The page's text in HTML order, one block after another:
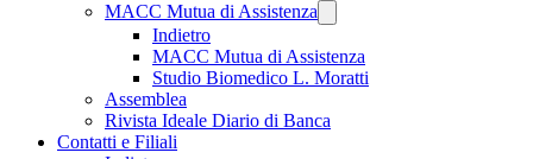
MACC Mutua di Assistenza
Indietro
MACC Mutua di Assistenza
Studio Biomedico L. Moratti
Assemblea
Rivista Ideale Diario di Banca
Contatti e Filiali